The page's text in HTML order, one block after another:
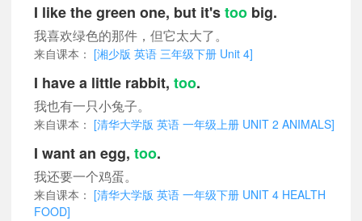
I like the green one, but it'stoo big.
我喜欢绿色的那件，但它太大了。
来自课本： [湘少版 英语 三年级下册 Unit 4]
I have a little rabbit, too.
我也有一只小兔子。
来自课本： [清华大学版 英语 一年级上册 UNIT 2 ANIMALS]
I want an egg, too.
我还要一个鸡蛋。
来自课本： [清华大学版 英语 一年级下册 UNIT 4 HEALTH
FOOD]